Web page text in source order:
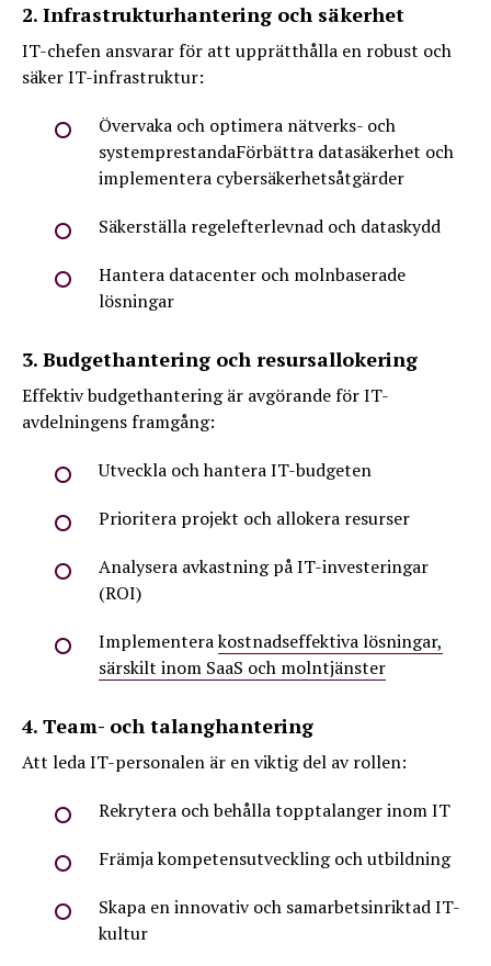
2. Infrastrukturhantering och säkerhet
IT-chefen ansvarar för att upprätthålla en robust och
säker IT-infrastruktur:
Övervaka och optimera nätverks- och
systemprestandaFörbättra datasäkerhet och
implementera cybersäkerhetsåtgärder
Säkerställa regelefterlevnad och dataskydd
Hantera datacenter och molnbaserade
lösningar
3. Budgethantering och resursallokering
Effektiv budgethantering är avgörande för IT-
avdelningens framgång:
Utveckla och hantera IT-budgeten
Prioritera projekt och allokera resurser
Analysera avkastning på IT-investeringar
(ROI)
Implementerakostnadseffektiva lösningar,
särskilt inom SaaS och molntjänster
4. Team- och talanghantering
Att leda IT-personalen är en viktig del av rollen:
Rekrytera och behålla topptalanger inom IT
Främja kompetensutveckling och utbildning
Skapa en innovativ och samarbetsinriktad IT-
kultur